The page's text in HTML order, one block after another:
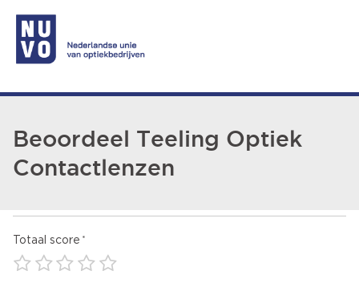
Beoordeel Teeling Optiek
Contactlenzen
Totaal score